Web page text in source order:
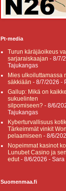
Pt-media
Turun käräjäoikeus
sarjaraiskaajan - 8/7/
Tajukangas
Mies ulkoiluttamassa
säkkiään - 8/7/2026 -
Gallup: Mikä on
sukuelinten
silpomiseen? - 8/6/
Tajukangas
Kyberturvallisuus
Tärkeimmät vinkit
pelaamiseen - 8/6/
Nopeimmat kasinot
Lunubet Casino ja sen
edut- 8/6/2026 - Sara
Suomenmaa.fi